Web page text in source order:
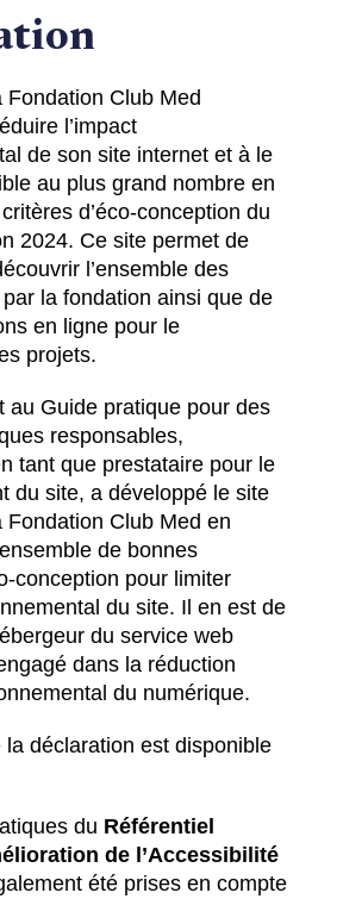
Fondation Club Med
l’impact
de son site internet et à le
au plus grand nombre en
d’éco-conception du
2024. Ce site permet de
l’ensemble des
la fondation ainsi que de
en ligne pour le
projets.
au Guide pratique pour des
responsables,
tant que prestataire pour le
du site, a développé le site
Fondation Club Med en
de bonnes
conception pour limiter
du site. Il en est de
du service web
dans la réduction
du numérique.
la déclaration est disponible
du Référentiel
de l’Accessibilité
été prises en compte